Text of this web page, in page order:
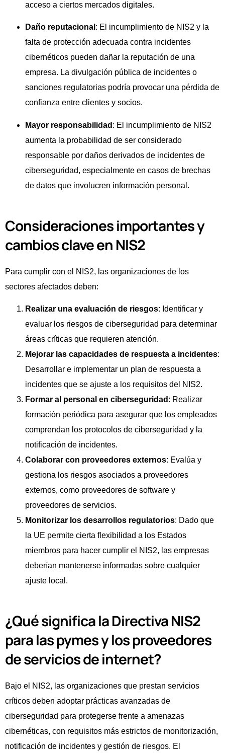
acceso a ciertos mercados digitales.
Daño reputacional : El incumplimiento de NIS2 y la
falta de protección adecuada contra incidentes
cibernéticos pueden dañar la reputación de una
empresa. La divulgación pública de incidentes o
sanciones regulatorias podría provocar una pérdida de
confianza entre clientes y socios.
Mayor responsabilidad : El incumplimiento de NIS2
aumenta la probabilidad de ser considerado
responsable por daños derivados de incidentes de
ciberseguridad, especialmente en casos de brechas
de datos que involucren información personal.
Consideraciones importantes y
cambios clave en NIS2
Para cumplir con el NIS2, las organizaciones de los
sectores afectados deben:
Realizar una evaluación de riesgos: Identificar y
evaluar los riesgos de ciberseguridad para determinar
áreas críticas que requieren atención.
Mejorar las capacidades de respuesta a incidentes:
Desarrollar e implementar un plan de respuesta a
incidentes que se ajuste a los requisitos del NIS2.
Formar al personal en ciberseguridad : Realizar
formación periódica para asegurar que los empleados
comprendan los protocolos de ciberseguridad y la
notificación de incidentes.
Colaborar con proveedores externos: Evalúa y
gestiona los riesgos asociados a proveedores
externos, como proveedores de software y
proveedores de servicios.
Monitorizar los desarrollos regulatorios: Dado que
la UE permite cierta flexibilidad a los Estados
miembros para hacer cumplir el NIS2, las empresas
deberían mantenerse informadas sobre cualquier
ajuste local.
¿Qué significa la Directiva NIS2
para las pymes y los proveedores
de servicios de internet?
Bajo el NIS2, las organizaciones que prestan servicios
críticos deben adoptar prácticas avanzadas de
ciberseguridad para protegerse frente a amenazas
cibernéticas, con requisitos más estrictos de monitorización,
notificación de incidentes y gestión de riesgos. El